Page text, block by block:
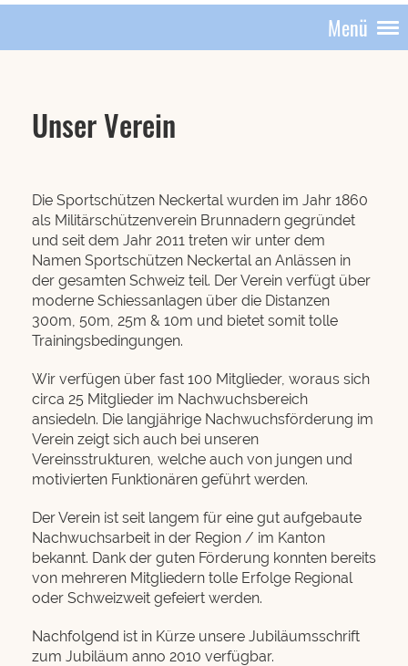
Menü
Unser Verein
Die Sportschützen Neckertal wurden im Jahr 1860
als Militärschützenverein Brunnadern gegründet
und seit dem Jahr 2011 treten wir unter dem
Namen Sportschützen Neckertal an Anlässen in
der gesamten Schweiz teil. Der Verein verfügt über
moderne Schiessanlagen über die Distanzen
300m, 50m, 25m & 10m und bietet somit tolle
Trainingsbedingungen.
Wir verfügen über fast 100 Mitglieder, woraus sich
circa 25 Mitglieder im Nachwuchsbereich
ansiedeln. Die langjährige Nachwuchsförderung im
Verein zeigt sich auch bei unseren
Vereinsstrukturen, welche auch von jungen und
motivierten Funktionären geführt werden.
Der Verein ist seit langem für eine gut aufgebaute
Nachwuchsarbeit in der Region / im Kanton
bekannt. Dank der guten Förderung konnten bereits
von mehreren Mitgliedern tolle Erfolge Regional
oder Schweizweit gefeiert werden.
Nachfolgend ist in Kürze unsere Jubiläumsschrift
zum Jubiläum anno 2010 verfügbar.